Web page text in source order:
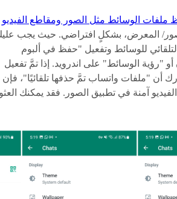
ملفات الوسائط مثل الصور ومقاطع الفيديو
المعرض، بشكلٍ افتراضي. حيث يجب
للوسائط وتفعيل "حفظ في ألبوم
أو "رؤية الوسائط" على اندرويد. إذا تمَّ تفعيل
أن "ملفات واتساب تمَّ حذفها تلقائيًا"، فإن
آمنة في تطبيق الصور. فقد يمكنك